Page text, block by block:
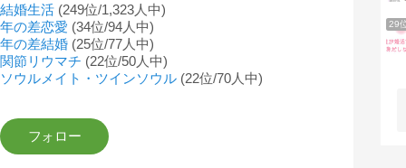
結婚生活 (249位/1,323人中)
年の差恋愛 (34位/94人中)
年の差結婚 (25位/77人中)
関節リウマチ (22位/50人中)
ソウルメイト・ツインソウル (22位/70人中)
29